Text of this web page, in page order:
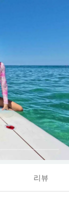
리뷰